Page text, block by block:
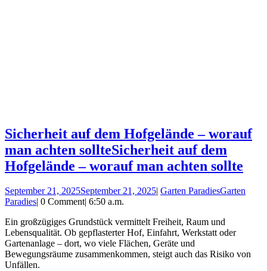
Sicherheit auf dem Hofgelände – worauf
man achten sollteSicherheit auf dem
Hofgelände – worauf man achten sollte
September 21, 2025September 21, 2025| Garten ParadiesGarten
Paradies| 0 Comment| 6:50 a.m.
Ein großzügiges Grundstück vermittelt Freiheit, Raum und
Lebensqualität. Ob gepflasterter Hof, Einfahrt, Werkstatt oder
Gartenanlage – dort, wo viele Flächen, Geräte und
Bewegungsräume zusammenkommen, steigt auch das Risiko von
Unfällen.